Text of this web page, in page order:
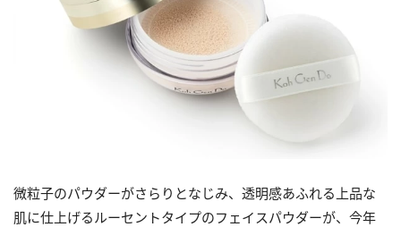
微粒子のパウダーがさらりとなじみ、透明感あふれる上品な
肌に仕上げるルーセントタイプのフェイスパウダーが、今年